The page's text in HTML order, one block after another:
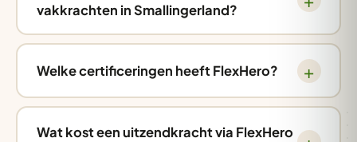
vakkrachten in Smallingerland?
Welke certificeringen heeft FlexHero?
Wat kost een uitzendkracht via FlexHero